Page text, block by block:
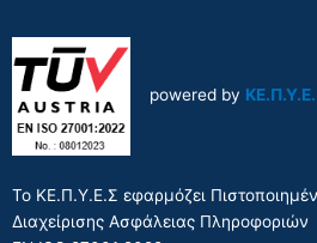
powered by
Το ΚΕ.Π.Υ.Ε.Σ εφαρμόζει
Διαχείρισης Ασφάλειας Πληροφοριών